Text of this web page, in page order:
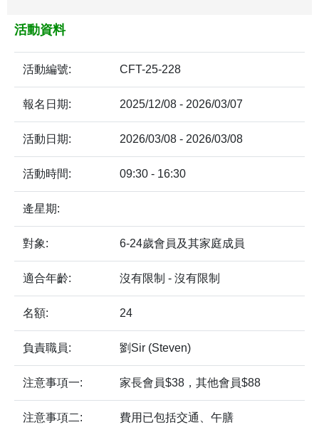
活動資料
活動編號: CFT-25-228
報名日期: 2025/12/08 - 2026/03/07
活動日期: 2026/03/08 - 2026/03/08
活動時間: 09:30 - 16:30
逄星期:
對象: 6-24歲會員及其家庭成員
適合年齡: 沒有限制 - 沒有限制
名額: 24
負責職員: 劉Sir (Steven)
注意事項一: 家長會員$38，其他會員$88
注意事項二: 費用已包括交通、午膳